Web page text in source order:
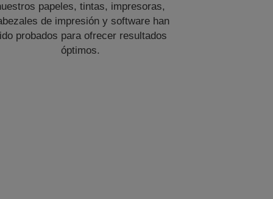
papeles, tintas, impresoras,
de impresión y software han
probados para ofrecer resultados
óptimos.